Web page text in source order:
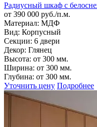
Радиусный шкаф с
от 390 000 руб./п.м.
Материал: МДФ
Вид: Корпусный
Секции: 6 двери
Декор: Глянец
Высота: от 300 мм.
Ширина: от 300 мм.
Глубина: от 300 мм.
Уточнить цену Подробнее